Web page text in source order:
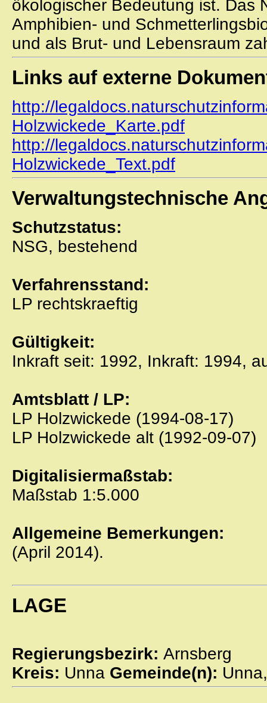
ökologischer Bedeutung ist. Das
Amphibien- und
und als Brut- und Lebensraum
Links auf externe
http://
Holzwickede_Karte.pdf
http://
Holzwickede_Text.pdf
Verwaltungstechnische
Schutzstatus:
NSG, bestehend
Verfahrensstand:
LP rechtskraeftig
Gültigkeit:
Inkraft seit: 1992, Inkraft: 1994,
Amtsblatt / LP:
LP Holzwickede (1994-08-17)
LP Holzwickede alt (1992-09-07)
Digitalisiermaßstab:
Maßstab 1:5.000
Allgemeine Bemerkungen:
(April 2014).
LAGE
Regierungsbezirk: Arnsberg
Kreis: Unna Gemeinde(n):